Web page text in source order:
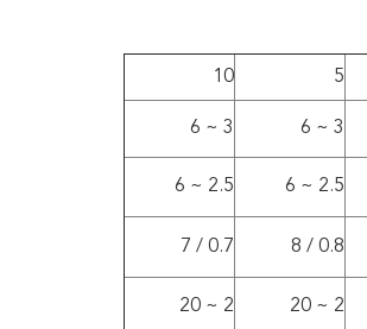
5
10
3 ~ 6
3 ~ 6
2.5 ~ 6
2.5 ~ 6
0.8 / 8
0.7 / 7
2 ~ 20
2 ~ 20